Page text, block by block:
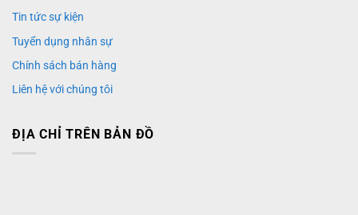
Tin tức sự kiện
Tuyển dụng nhân sự
Chính sách bán hàng
Liên hệ với chúng tôi
ĐỊA CHỈ TRÊN BẢN ĐỒ